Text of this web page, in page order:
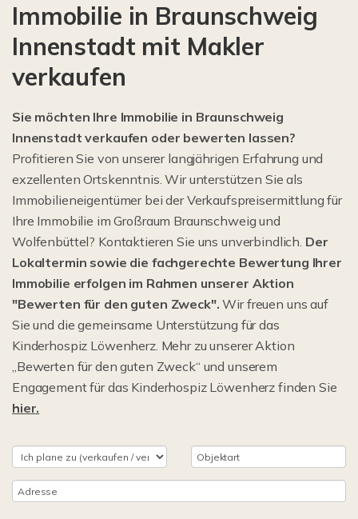
Immobilie in Braunschweig
Innenstadt mit Makler
verkaufen
Sie möchten Ihre Immobilie in Braunschweig
Innenstadt verkaufen oder bewerten lassen?
Profitieren Sie von unserer langjährigen Erfahrung und
exzellenten Ortskenntnis. Wir unterstützen Sie als
Immobilieneigentümer bei der Verkaufspreisermittlung für
Ihre Immobilie im Großraum Braunschweig und
Wolfenbüttel? Kontaktieren Sie uns unverbindlich. Der
Lokaltermin sowie die fachgerechte Bewertung Ihrer
Immobilie erfolgen im Rahmen unserer Aktion
"Bewerten für den guten Zweck". Wir freuen uns auf
Sie und die gemeinsame Unterstützung für das
Kinderhospiz Löwenherz. Mehr zu unserer Aktion
„Bewerten für den guten Zweck“ und unserem
Engagement für das Kinderhospiz Löwenherz finden Sie
hier.